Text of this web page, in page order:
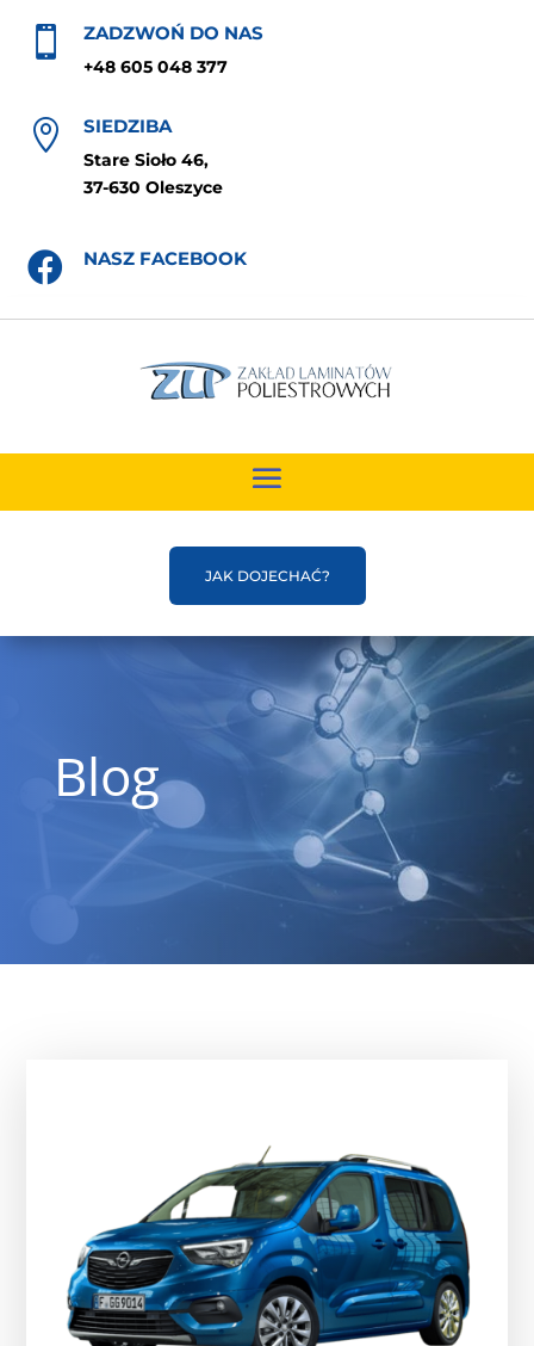
 ZADZWOŃ DO NAS
+48 605 048 377
 SIEDZIBA
Stare Sioło 46,
37-630 Oleszyce
 NASZ FACEBOOK
JAK DOJECHAĆ?
Blog